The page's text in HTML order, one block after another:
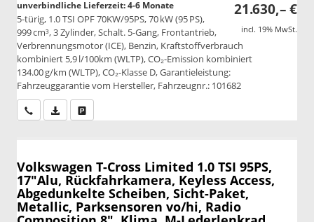
21.630,– €
incl. 19% MwSt.
unverbindliche Lieferzeit: 4-6 Monate
5-türig, 1.0 TSI OPF 70KW/95PS, 70 kW (95 PS),
999 cm³, 3 Zylinder, Schalt. 5-Gang, Frontantrieb,
Verbrennungsmotor (ICE), Benzin, Kraftstoffverbrauch
kombiniert 5,9 l/100km (WLTP), CO₂-Emission kombiniert
134.00 g/km (WLTP), CO₂-Klasse D, Garantieleistung:
Fahrzeuggarantie vom Hersteller, Fahrzeugnr.: 101682
Wir rufen Sie anPDF-Datei, Fahrzeugexposé drucken
Volkswagen T-Cross Limited 1.0 TSI 95PS,
17"Alu, Rückfahrkamera, Keyless Access,
Abgedunkelte Scheiben, Sicht-Paket,
Metallic, Parksensoren vo/hi, Radio